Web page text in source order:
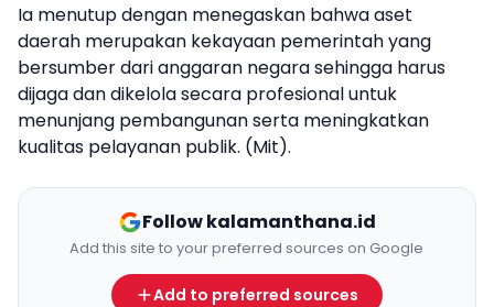
Ia menutup dengan menegaskan bahwa aset
daerah merupakan kekayaan pemerintah yang
bersumber dari anggaran negara sehingga harus
dijaga dan dikelola secara profesional untuk
menunjang pembangunan serta meningkatkan
kualitas pelayanan publik. (Mit).
Follow kalamanthana.id
Add this site to your preferred sources on Google
Add to preferred sources